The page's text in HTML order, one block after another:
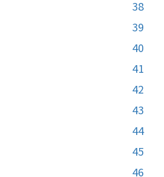
38
39
40
41
42
43
44
45
46